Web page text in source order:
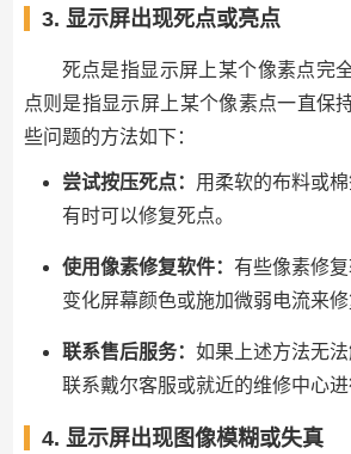
3. 显示屏出现死点或亮点
死点是指显示屏上某个像素点完
点则是指显示屏上某个像素点一直保
些问题的方法如下：
尝试按压死点： 用柔软的布料或棉
有时可以修复死点。
使用像素修复软件： 有些像素修
变化屏幕颜色或施加微弱电流来修
联系售后服务： 如果上述方法无
联系戴尔客服或就近的维修中心进
4. 显示屏出现图像模糊或失真